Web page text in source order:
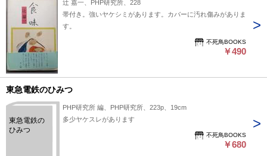
辻 嘉一、PHP研究所、228
帯付き。強いヤケシミがあります。カバーに汚れ傷みがありま
す。
不死鳥BOOKS
￥490
東急電鉄のひみつ
東急電鉄の
ひみつ
PHP研究所 編、PHP研究所、223p、19cm
多少ヤケスレがあります
不死鳥BOOKS
￥680